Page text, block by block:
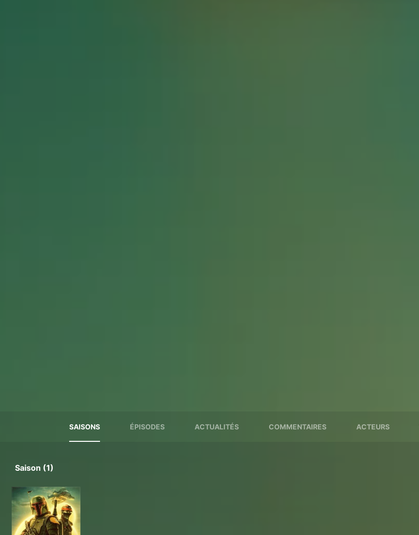
SAISONS ÉPISODES ACTUALITÉS COMMENTAIRES ACTEURS
Saison (1)